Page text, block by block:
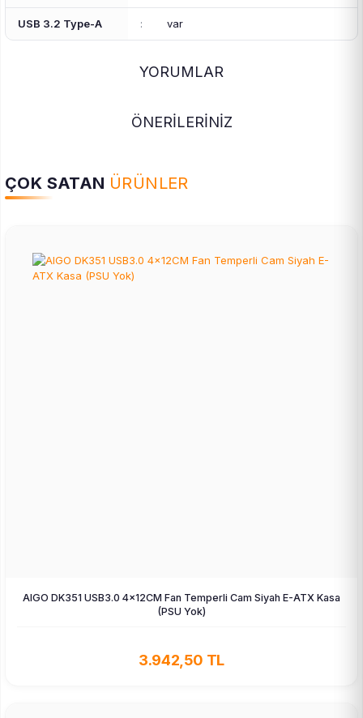
USB 3.2 Type-A : var
YORUMLAR
ÖNERİLERİNİZ
ÇOK SATAN ÜRÜNLER
AIGO DK351 USB3.0 4×12CM Fan Temperli Cam Siyah E-ATX Kasa
(PSU Yok)
3.942,50 TL